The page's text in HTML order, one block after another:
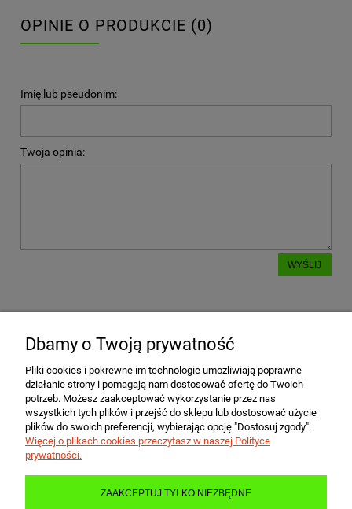
OPINIE O PRODUKCIE (0)
Imię lub pseudonim:
Twoja opinia:
WYŚLIJ
POMOC
MOJE KONTO
PŁATNOŚCI I DOSTAWA
INFORMACJE
Dbamy o Twoją prywatność
Pliki cookies i pokrewne im technologie umożliwiają poprawne
działanie strony i pomagają nam dostosować ofertę do Twoich
potrzeb. Możesz zaakceptować wykorzystanie przez nas
wszystkich tych plików i przejść do sklepu lub dostosować użycie
plików do swoich preferencji, wybierając opcję "Dostosuj zgody".
Więcej o plikach cookies przeczytasz w naszej Polityce
prywatności.
ZAAKCEPTUJ TYLKO NIEZBĘDNE